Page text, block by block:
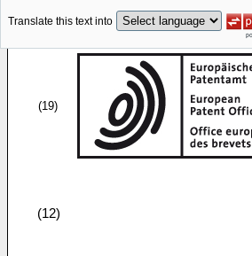
Translate this text into
(19)
(12)